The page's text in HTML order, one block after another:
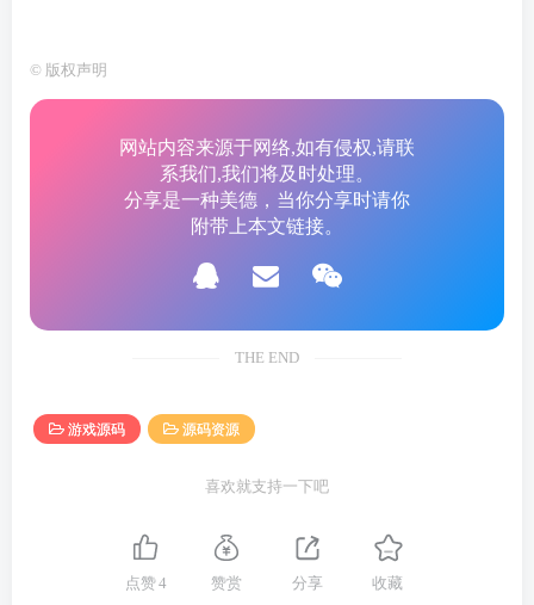
© 版权声明
网站内容来源于网络,如有侵权,请联
系我们,我们将及时处理。
分享是一种美德，当你分享时请你
附带上本文链接。
THE END
游戏源码 源码资源
喜欢就支持一下吧
点赞4 赞赏 分享 收藏